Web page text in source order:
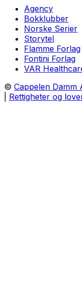
Agency
Bokklubber
Norske Serier
Storytel
Flamme Forlag
Fontini Forlag
VAR
© Cappelen Damm
Rettigheter og